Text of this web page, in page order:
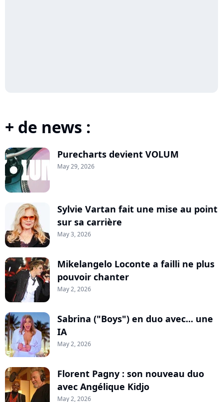
+ de news :
Purecharts devient VOLUM
May 29, 2026
Sylvie Vartan fait une mise au point
sur sa carrière
May 3, 2026
Mikelangelo Loconte a failli ne plus
pouvoir chanter
May 2, 2026
Sabrina ("Boys") en duo avec... une
IA
May 2, 2026
Florent Pagny : son nouveau duo
avec Angélique Kidjo
May 2, 2026